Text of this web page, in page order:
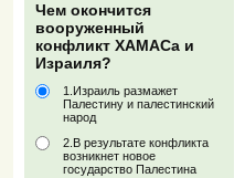
Чем окончится
вооруженный
конфликт ХАМАСа и
Израиля?
1.Израиль размажет
Палестину и палестинский
народ
2.В результате конфликта
возникнет новое
государство Палестина